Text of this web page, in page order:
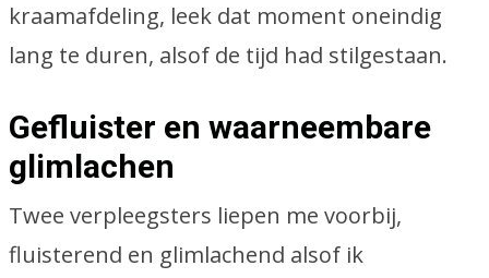
kraamafdeling, leek dat moment oneindig
lang te duren, alsof de tijd had stilgestaan.
Gefluister en waarneembare
glimlachen
Twee verpleegsters liepen me voorbij,
fluisterend en glimlachend alsof ik